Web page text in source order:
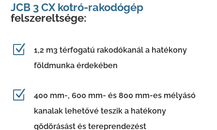
JCB 3 CX kotró-rakodógép
felszereltsége:
Z
1,2 m3 térfogatú rakodókanál a hatékony
földmunka érdekében
Z
400 mm-, 600 mm- és 800 mm-es mélyásó
kanalak lehetővé teszik a hatékony
gödörásást és tereprendezést